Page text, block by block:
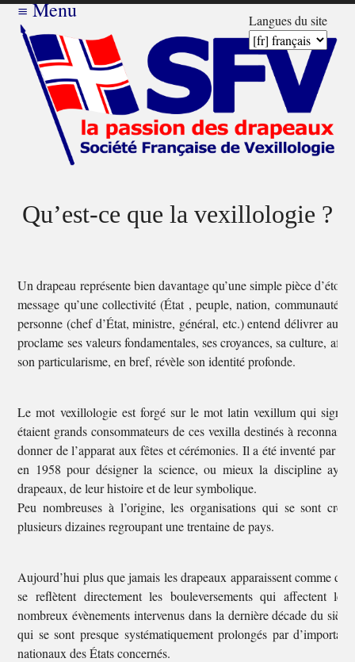
Langues du site
≡Menu
Qu’est-ce que la vexillologie ?
Un drapeau représente bien davantage qu’une simple pièce
message qu’une collectivité (État , peuple, nation, communauté
personne (chef d’État, ministre, général, etc.) entend délivrer au
proclame ses valeurs fondamentales, ses croyances, sa culture,
son particularisme, en bref, révèle son identité profonde.
Le mot vexillologie est forgé sur le mot latin vexillum qui
étaient grands consommateurs de ces vexilla destinés à
donner de l’apparat aux fêtes et cérémonies. Il a été inventé par
en 1958 pour désigner la science, ou mieux la discipline
drapeaux, de leur histoire et de leur symbolique.
Peu nombreuses à l’origine, les organisations qui se sont
plusieurs dizaines regroupant une trentaine de pays.
Aujourd’hui plus que jamais les drapeaux apparaissent comme
se reflètent directement les bouleversements qui affectent le
nombreux évènements intervenus dans la dernière décade du
qui se sont presque systématiquement prolongés par
nationaux des États concernés.